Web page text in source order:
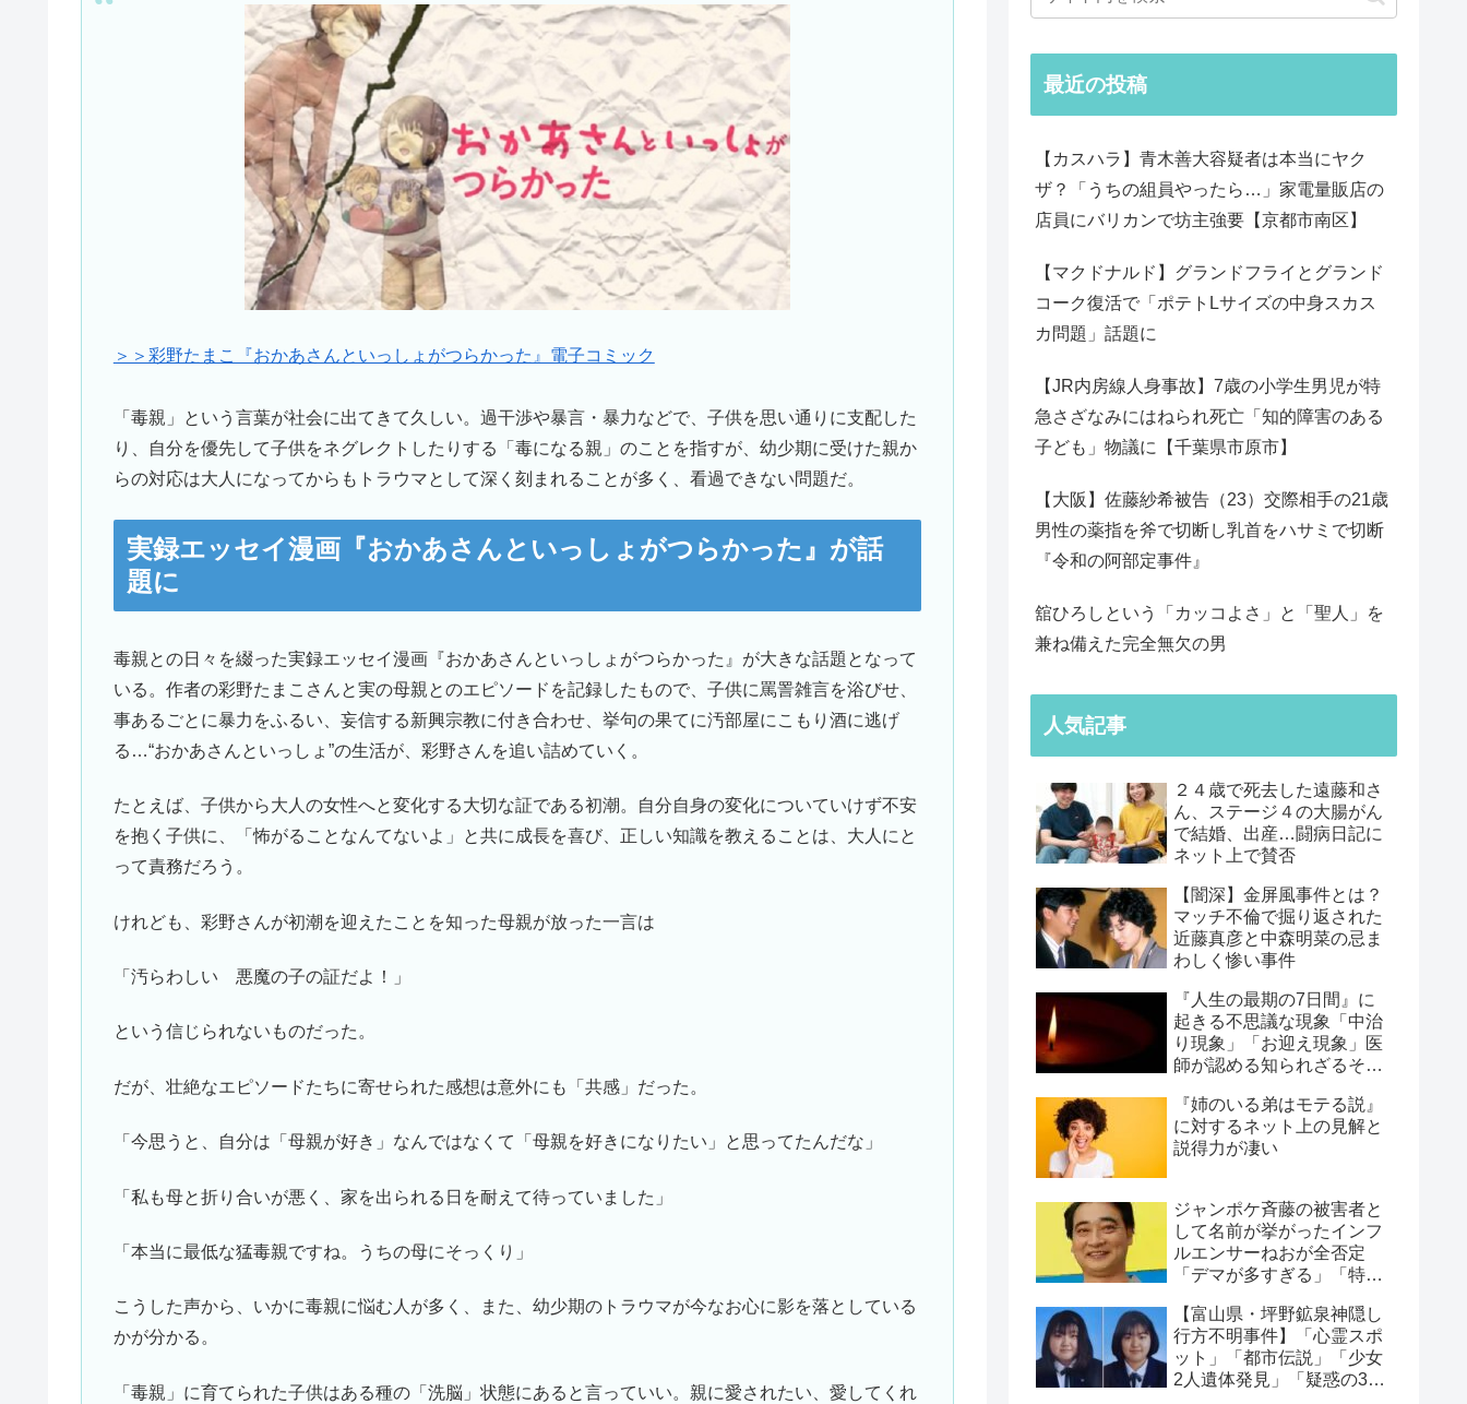
＞＞彩野たまこ『おかあさんといっしょがつらかった』電子コミック
「毒親」という言葉が社会に出てきて久しい。過干渉や暴言・暴力などで、子供を思い通りに支配した
り、自分を優先して子供をネグレクトしたりする「毒になる親」のことを指すが、幼少期に受けた親か
らの対応は大人になってからもトラウマとして深く刻まれることが多く、看過できない問題だ。
実録エッセイ漫画『おかあさんといっしょがつらかった』が話
題に
毒親との日々を綴った実録エッセイ漫画『おかあさんといっしょがつらかった』が大きな話題となって
いる。作者の彩野たまこさんと実の母親とのエピソードを記録したもので、子供に罵詈雑言を浴びせ、
事あるごとに暴力をふるい、妄信する新興宗教に付き合わせ、挙句の果てに汚部屋にこもり酒に逃げ
る…“おかあさんといっしょ”の生活が、彩野さんを追い詰めていく。
たとえば、子供から大人の女性へと変化する大切な証である初潮。自分自身の変化についていけず不安
を抱く子供に、「怖がることなんてないよ」と共に成長を喜び、正しい知識を教えることは、大人にと
って責務だろう。
けれども、彩野さんが初潮を迎えたことを知った母親が放った一言は
「汚らわしい 悪魔の子の証だよ！」
という信じられないものだった。
だが、壮絶なエピソードたちに寄せられた感想は意外にも「共感」だった。
「今思うと、自分は「母親が好き」なんではなくて「母親を好きになりたい」と思ってたんだな」
「私も母と折り合いが悪く、家を出られる日を耐えて待っていました」
「本当に最低な猛毒親ですね。うちの母にそっくり」
こうした声から、いかに毒親に悩む人が多く、また、幼少期のトラウマが今なお心に影を落としている
かが分かる。
「毒親」に育てられた子供はある種の「洗脳」状態にあると言っていい。親に愛されたい、愛してくれ
最近の投稿
【カスハラ】青木善大容疑者は本当にヤク
ザ？「うちの組員やったら…」家電量販店の
店員にバリカンで坊主強要【京都市南区】
【マクドナルド】グランドフライとグランド
コーク復活で「ポテトLサイズの中身スカス
カ問題」話題に
【JR内房線人身事故】7歳の小学生男児が特
急さざなみにはねられ死亡「知的障害のある
子ども」物議に【千葉県市原市】
【大阪】佐藤紗希被告（23）交際相手の21歳
男性の薬指を斧で切断し乳首をハサミで切断
『令和の阿部定事件』
舘ひろしという「カッコよさ」と「聖人」を
兼ね備えた完全無欠の男
人気記事
２４歳で死去した遠藤和さ
ん、ステージ４の大腸がん
で結婚、出産…闘病日記に
ネット上で賛否
【闇深】金屏風事件とは？
マッチ不倫で掘り返された
近藤真彦と中森明菜の忌ま
わしく惨い事件
『人生の最期の7日間』に
起きる不思議な現象「中治
り現象」「お迎え現象」医
師が認める知られざるその
『姉のいる弟はモテる説』
に対するネット上の見解と
説得力が凄い
ジャンポケ斉藤の被害者と
して名前が挙がったインフ
ルエンサーねおが全否定
「デマが多すぎる」「特定
【富山県・坪野鉱泉神隠し
行方不明事件】「心霊スポ
ット」「都市伝説」「少女
2人遺体発見」「疑惑の3人